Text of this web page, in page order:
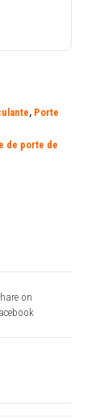
, Porte
de porte de
on